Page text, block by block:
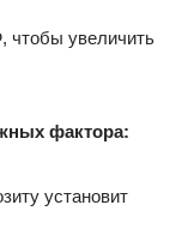
чтобы увеличить
фактора:
установит